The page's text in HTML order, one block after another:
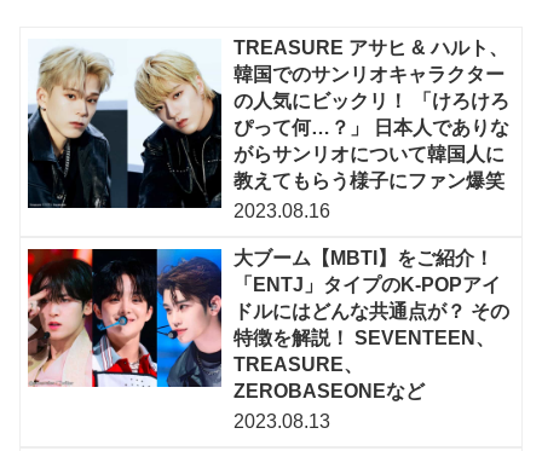
TREASURE アサヒ & ハルト、
韓国でのサンリオキャラクター
の人気にビックリ！ 「けろけろ
ぴって何…？」 日本人でありな
がらサンリオについて韓国人に
教えてもらう様子にファン爆笑
2023.08.16
大ブーム【MBTI】をご紹介！
「ENTJ」タイプのK-POPアイ
ドルにはどんな共通点が？ その
特徴を解説！ SEVENTEEN、
TREASURE、
ZEROBASEONEなど
2023.08.13